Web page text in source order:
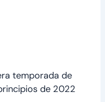
temporada de
de 2022